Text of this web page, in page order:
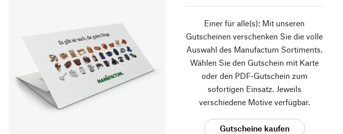
Einer für alle(s): Mit unseren
Gutscheinen verschenken Sie die volle
Auswahl des Manufactum Sortiments.
Wählen Sie den Gutschein mit Karte
oder den PDF-Gutschein zum
sofortigen Einsatz. Jeweils
verschiedene Motive verfügbar.
Gutscheine kaufen